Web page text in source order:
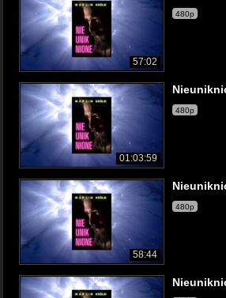
57:02
480p
01:03:59
480p
58:44
480p